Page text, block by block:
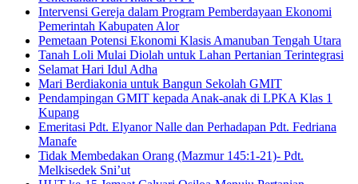
Intervensi Gereja dalam Program Pemberdayaan Ekonomi
Pemerintah Kabupaten Alor
Pemetaan Potensi Ekonomi Klasis Amanuban Tengah Utara
Tanah Loli Mulai Diolah untuk Lahan Pertanian Terintegrasi
Selamat Hari Idul Adha
Mari Berdiakonia untuk Bangun Sekolah GMIT
Pendampingan GMIT kepada Anak-anak di LPKA Klas 1
Kupang
Emeritasi Pdt. Elyanor Nalle dan Perhadapan Pdt. Fedriana
Manafe
Tidak Membedakan Orang (Mazmur 145:1-21)- Pdt.
Melkisedek Sni’ut